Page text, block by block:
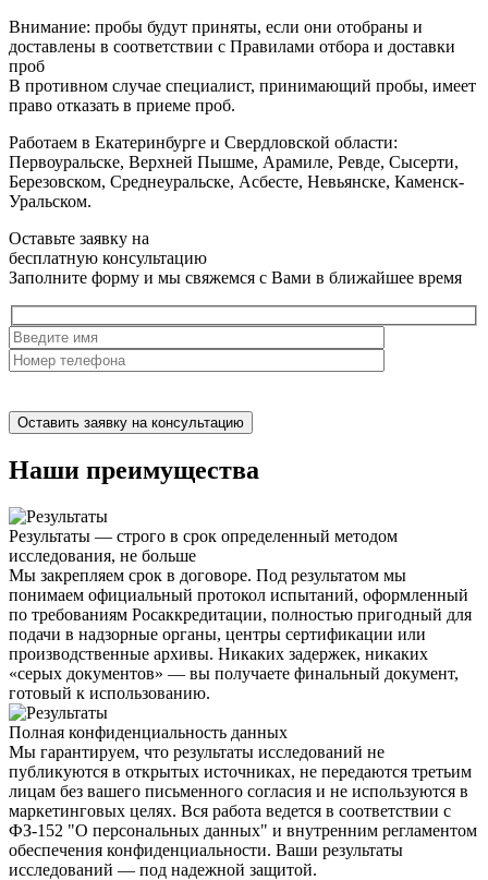
Внимание: пробы будут приняты, если они отобраны и
доставлены в соответствии с Правилами отбора и доставки
проб
В противном случае специалист, принимающий пробы, имеет
право отказать в приеме проб.
Работаем в Екатеринбурге и Свердловской области:
Первоуральске, Верхней Пышме, Арамиле, Ревде, Сысерти,
Березовском, Среднеуральске, Асбесте, Невьянске, Каменск-
Уральском.
Оставьте заявку на
бесплатную консультацию
Заполните форму и мы свяжемся с Вами в ближайшее время
Наши преимущества
Результаты — строго в срок определенный методом
исследования, не больше
Мы закрепляем срок в договоре. Под результатом мы
понимаем официальный протокол испытаний, оформленный
по требованиям Росаккредитации, полностью пригодный для
подачи в надзорные органы, центры сертификации или
производственные архивы. Никаких задержек, никаких
«серых документов» — вы получаете финальный документ,
готовый к использованию.
Полная конфиденциальность данных
Мы гарантируем, что результаты исследований не
публикуются в открытых источниках, не передаются третьим
лицам без вашего письменного согласия и не используются в
маркетинговых целях. Вся работа ведется в соответствии с
ФЗ-152 "О персональных данных" и внутренним регламентом
обеспечения конфиденциальности. Ваши результаты
исследований — под надежной защитой.